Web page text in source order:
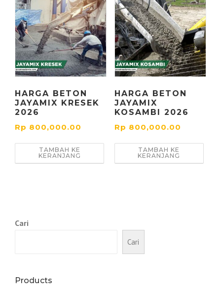
HARGA BETON
JAYAMIX KRESEK
2026
Rp 800,000.00
TAMBAH KE
KERANJANG
HARGA BETON
JAYAMIX
KOSAMBI 2026
Rp 800,000.00
TAMBAH KE
KERANJANG
Cari
Cari
Products